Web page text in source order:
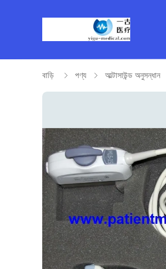
বাড়ি পণ্য আল্টাসাউন্ড অনুসন্ধান